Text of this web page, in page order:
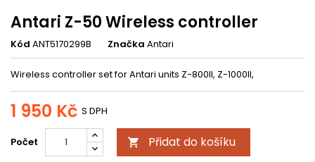
Antari Z-50 Wireless controller
Kód ANT5170299B Značka Antari
Wireless controller set for Antari units Z-800II, Z-1000II,
1 950 Kč S DPH
Počet  Přidat do košíku